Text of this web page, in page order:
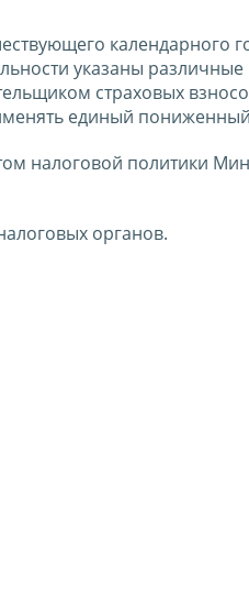
календарного
указаны
страховых
единый
налоговой политики
органов.